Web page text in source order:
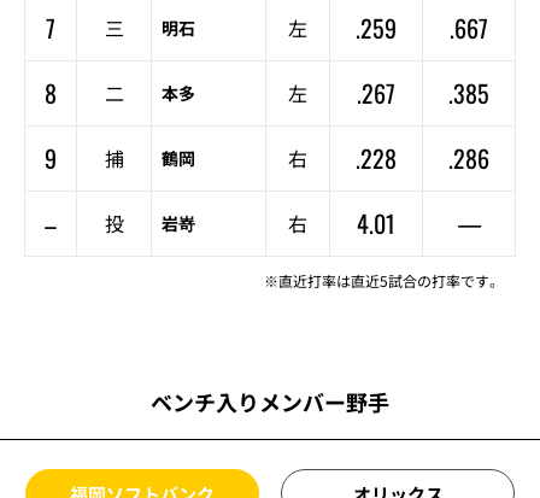
7
三 明石 左 .259
.667
8
二 本多 左 .267
.385
9
捕 鶴岡 右 .228
.286
–
投 岩嵜 右 4.01 —
※直近打率は直近5試合の打率です。
ベンチ入りメンバー野手